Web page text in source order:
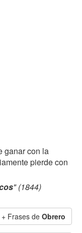
ganar con la
pierde con
" (1844)
+ Frases de Obrero